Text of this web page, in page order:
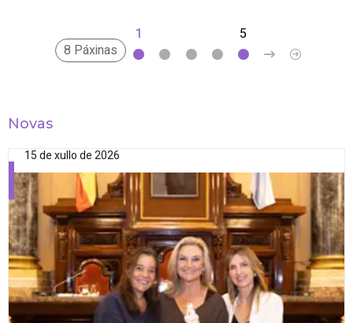
8 Páxinas
1 5
Novas
15 de xullo de 2026